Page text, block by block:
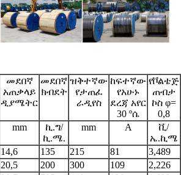
መደበኛ
አጠቃላይ
ዲያሜትር
መደበኛ
ክብደት
ዝቅተኛው
የታጠፈ
ራዲየስ
ከፍተኛው
የአሁኑ
ደረጃ አየር
30 ºሴ
የቮልቴጅ
ጠብታ
ኮስ φ=
0,8
mm
ኪ.ግ/
ኪ.ሜ.
mm A
ቪ/
ኤ.ኪሜ
14,6 135 215 81
3,489
20,5 200 300 109
2,226